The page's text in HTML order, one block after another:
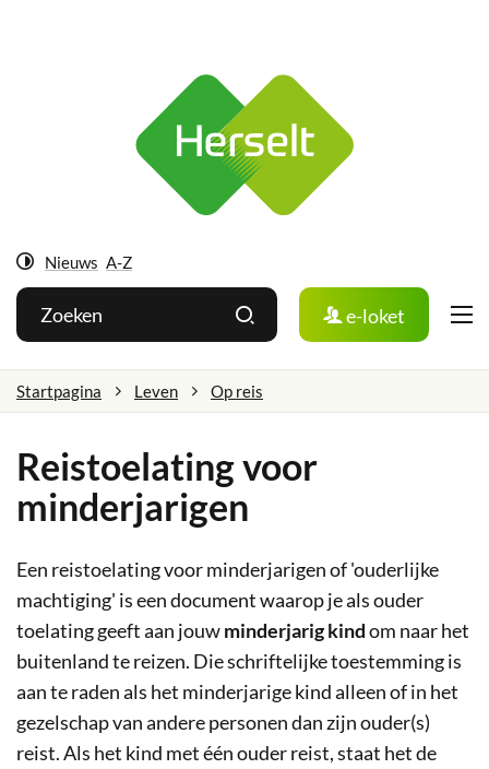
Hoog
contrast
Nieuws A-Z
Wat
zoek
e-loket
Startpagina Leven Op reis
Reistoelating voor
minderjarigen
Een reistoelating voor minderjarigen of 'ouderlijke
machtiging' is een document waarop je als ouder
toelating geeft aan jouwminderjarig kindom naar het
buitenland te reizen. Die schriftelijke toestemming is
aan te raden als het minderjarige kind alleen of in het
gezelschap van andere personen dan zijn ouder(s)
reist. Als het kind met één ouder reist, staat het de